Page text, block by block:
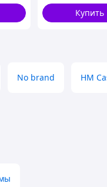
Купить
No brand HM